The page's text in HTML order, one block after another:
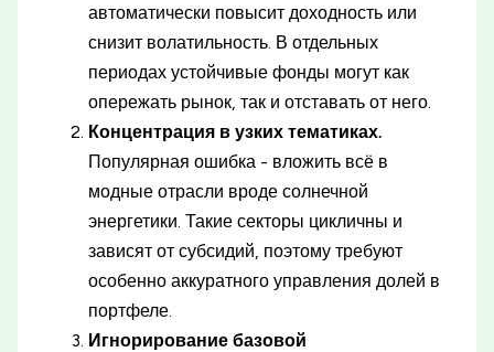
автоматически повысит доходность или
снизит волатильность. В отдельных
периодах устойчивые фонды могут как
опережать рынок, так и отставать от него.
Концентрация в узких тематиках.
Популярная ошибка - вложить всё в
модные отрасли вроде солнечной
энергетики. Такие секторы цикличны и
зависят от субсидий, поэтому требуют
особенно аккуратного управления долей в
портфеле.
Игнорирование базовой